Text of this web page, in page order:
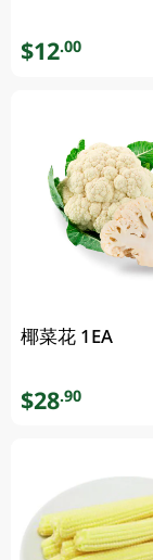
$12.00
椰菜花 1EA
$28.90